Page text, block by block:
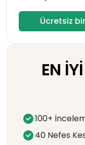
Ücretsiz
EN
100+
40 Nefes